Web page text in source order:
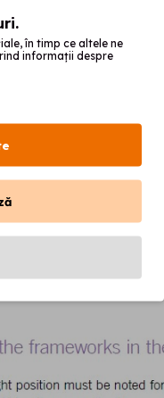
în timp ce altele ne
informații despre